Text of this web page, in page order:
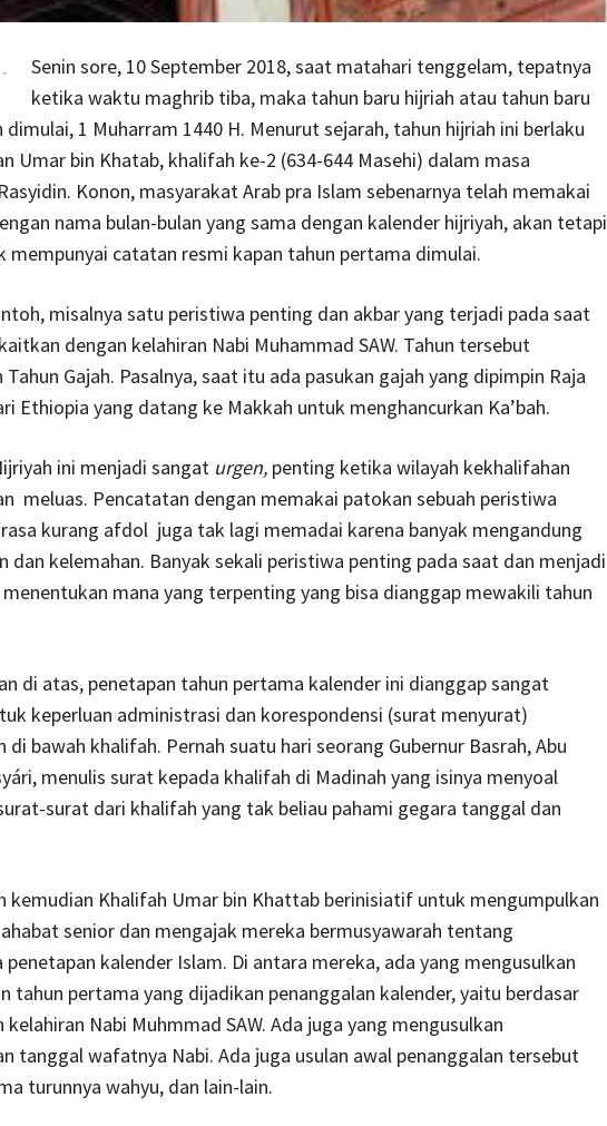
-
Senin sore, 10 September 2018, saat matahari tenggelam, tepatnya
ketika waktu maghrib tiba, maka tahun baru hijriah atau tahun baru
dimulai, 1 Muharram 1440 H. Menurut sejarah, tahun hijriah ini berlaku
Umar bin Khatab, khalifah ke-2 (634-644 Masehi) dalam masa
Konon, masyarakat Arab pra Islam sebenarnya telah memakai
nama bulan-bulan yang sama dengan kalender hijriyah, akan tetapi
mempunyai catatan resmi kapan tahun pertama dimulai.
misalnya satu peristiwa penting dan akbar yang terjadi pada saat
dengan kelahiran Nabi Muhammad SAW. Tahun tersebut
Gajah. Pasalnya, saat itu ada pasukan gajah yang dipimpin Raja
Ethiopia yang datang ke Makkah untuk menghancurkan Ka’bah.
ini menjadi sangat urgen,penting ketika wilayah kekhalifahan
meluas. Pencatatan dengan memakai patokan sebuah peristiwa
kurang afdol juga tak lagi memadai karena banyak mengandung
dan kelemahan. Banyak sekali peristiwa penting pada saat dan menjadi
mana yang terpenting yang bisa dianggap mewakili tahun
di atas, penetapan tahun pertama kalender ini dianggap sangat
keperluan administrasi dan korespondensi (surat menyurat)
di bawah khalifah. Pernah suatu hari seorang Gubernur Basrah, Abu
menulis surat kepada khalifah di Madinah yang isinya menyoal
surat dari khalifah yang tak beliau pahami gegara tanggal dan
kemudian Khalifah Umar bin Khattab berinisiatif untuk mengumpulkan
senior dan mengajak mereka bermusyawarah tentang
penetapan kalender Islam. Di antara mereka, ada yang mengusulkan
tahun pertama yang dijadikan penanggalan kalender, yaitu berdasar
kelahiran Nabi Muhmmad SAW. Ada juga yang mengusulkan
tanggal wafatnya Nabi. Ada juga usulan awal penanggalan tersebut
turunnya wahyu, dan lain-lain.